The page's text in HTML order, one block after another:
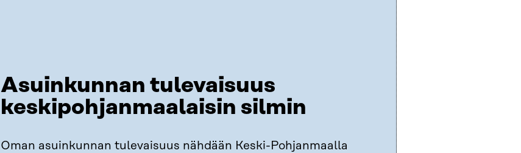
Asuinkunnan tulevaisuus
keskipohjanmaalaisin silmin
Oman asuinkunnan tulevaisuus nähdään Keski-Pohjanmaalla